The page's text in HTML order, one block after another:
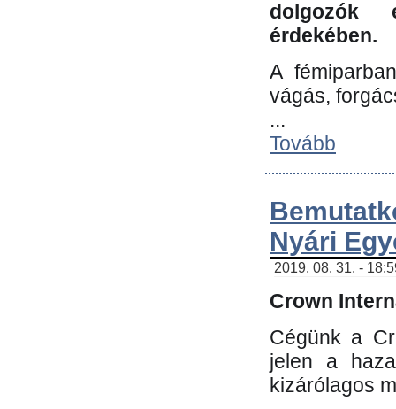
dolgozók
érdekében.
A
vágás,
...
Tovább
Nyári
2019. 08. 31. -
Crown
Cégünk a
jelen a
kizárólagos